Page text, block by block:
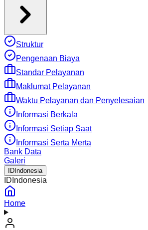
Struktur
Pengenaan Biaya
Standar Pelayanan
Maklumat Pelayanan
Waktu Pelayanan dan Penyelesaian
Informasi Berkala
Informasi Setiap Saat
Informasi Serta Merta
Bank Data
Galeri
ID Indonesia
ID Indonesia
Home